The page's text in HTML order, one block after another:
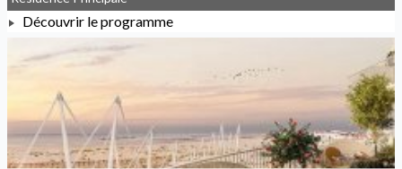
À PARTIR DE 167 921,00 €
Découvrir le programme